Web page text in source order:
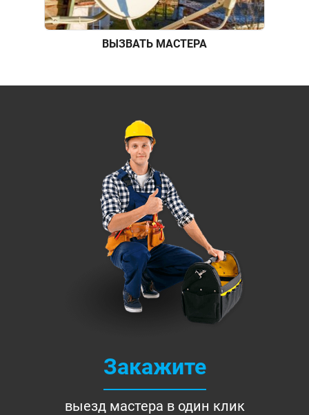
ВЫЗВАТЬ МАСТЕРА
Закажите
выезд мастера в один клик